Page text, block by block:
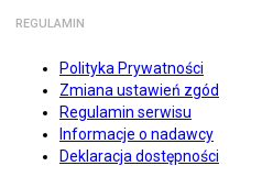
REGULAMIN
Polityka Prywatności
Zmiana ustawień zgód
Regulamin serwisu
Informacje o nadawcy
Deklaracja dostępności